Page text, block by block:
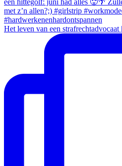
Het leven van een strafrechtadvocaat